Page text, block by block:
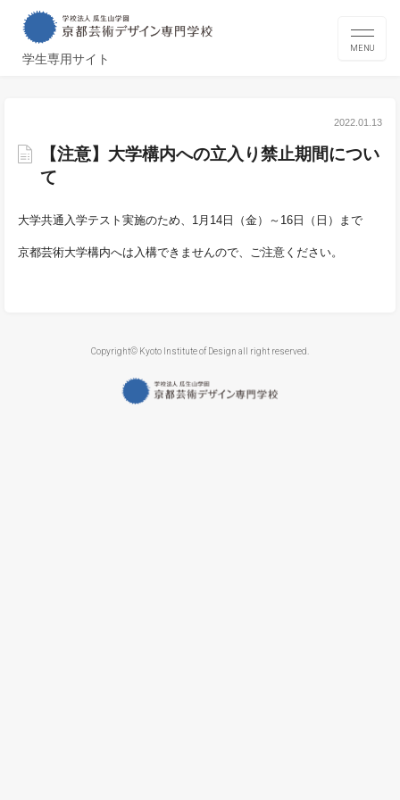
学生専用サイト
MENU
2022.01.13
【注意】大学構内への立入り禁止期間につい
て
大学共通入学テスト実施のため、1月14日（金）～16日（日）まで
京都芸術大学構内へは入構できませんので、ご注意ください。
Copyright© Kyoto Institute of Design all right reserved.